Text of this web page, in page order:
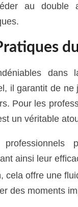
au double
dans
il garantit de ne
Pour les
un véritable
ainsi leur
cela offre une
des moments